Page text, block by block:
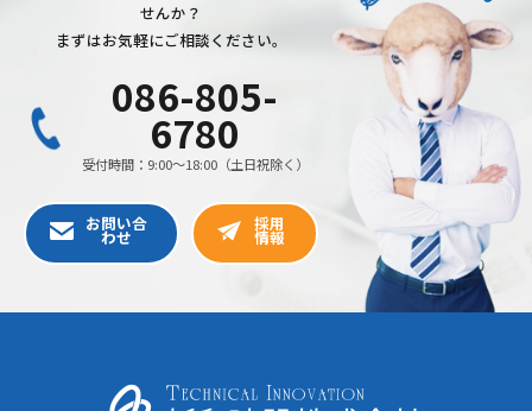
せんか？
まずはお気軽にご相談ください。
086-805-
6780
受付時間：9:00〜18:00（土日祝除く）
お問い合
わせ
採用
情報